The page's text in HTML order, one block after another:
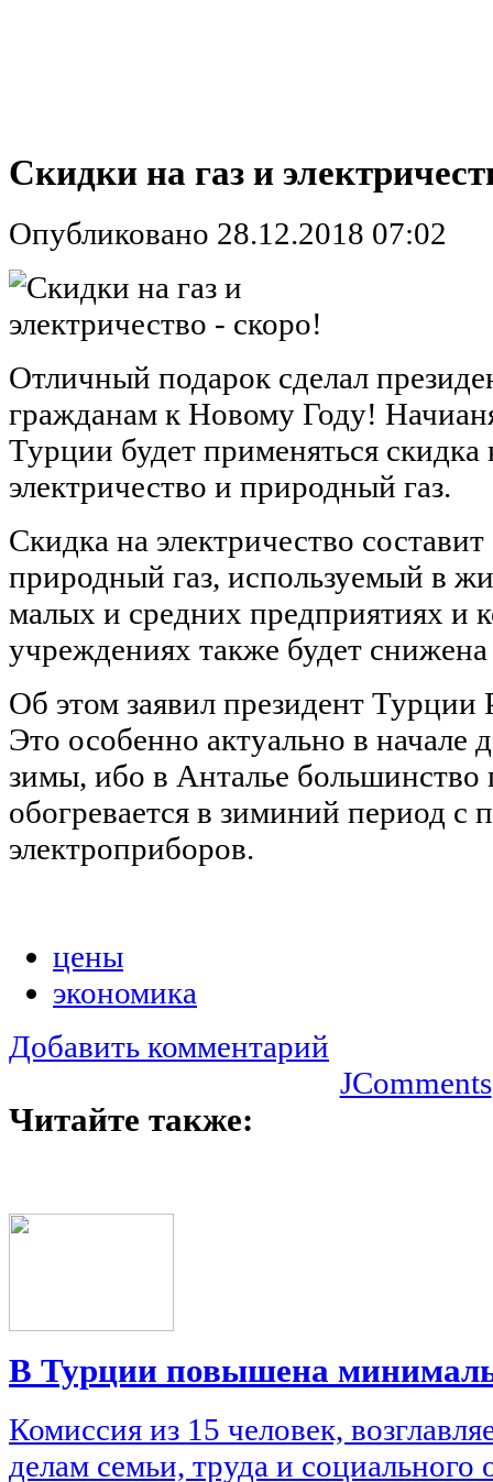
Скидки на газ и
Опубликовано 28.12.2018 07:02
Отличный подарок сделал
гражданам к Новому Году!
Турции будет применяться скидка
электричество и природный газ.
Скидка на электричество
природный газ, используемый в
малых и средних предприятиях и
учреждениях также будет
Об этом заявил президент
Это особенно актуально в начале
зимы, ибо в Анталье
обогревается в зиминий период
электроприборов.
цены
экономика
Добавить комментарий
JComments
Читайте также:
В Турции повышена
Комиссия из 15 человек,
делам семьи, труда и социального